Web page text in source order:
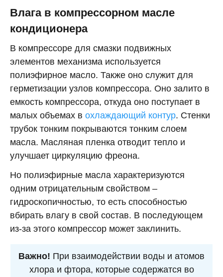
Влага в компрессорном масле
кондиционера
В компрессоре для смазки подвижных
элементов механизма используется
полиэфирное масло. Также оно служит для
герметизации узлов компрессора. Оно залито в
емкость компрессора, откуда оно поступает в
малых объемах в охлаждающий контур. Стенки
трубок тонким покрываются тонким слоем
масла. Масляная пленка отводит тепло и
улучшает циркуляцию фреона.
Но полиэфирные масла характеризуются
одним отрицательным свойством –
гидроскопичностью, то есть способностью
вбирать влагу в свой состав. В последующем
из-за этого компрессор может заклинить.
Важно! При взаимодействии воды и атомов
хлора и фтора, которые содержатся во